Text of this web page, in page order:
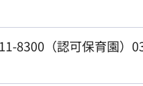
8300（認可保育園）